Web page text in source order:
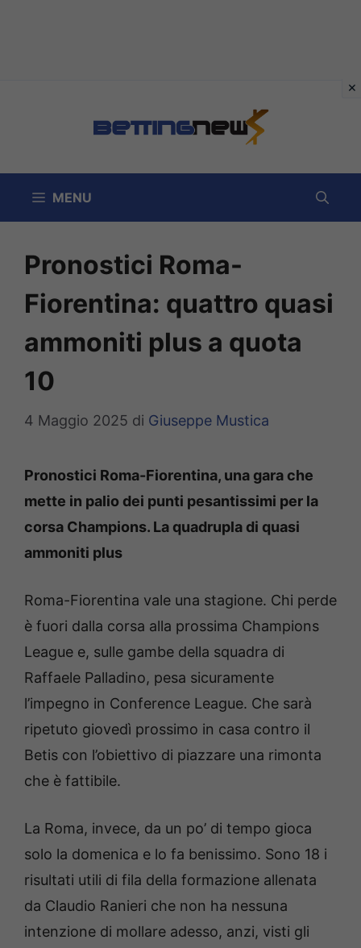
MENU
Pronostici Roma-
Fiorentina: quattro quasi
ammoniti plus a quota
10
4 Maggio 2025 di Giuseppe Mustica
Pronostici Roma-Fiorentina, una gara che
mette in palio dei punti pesantissimi per la
corsa Champions. La quadrupla di quasi
ammoniti plus
Roma-Fiorentina vale una stagione. Chi perde
è fuori dalla corsa alla prossima Champions
League e, sulle gambe della squadra di
Raffaele Palladino, pesa sicuramente
l’impegno in Conference League. Che sarà
ripetuto giovedì prossimo in casa contro il
Betis con l’obiettivo di piazzare una rimonta
che è fattibile.
La Roma, invece, da un po’ di tempo gioca
solo la domenica e lo fa benissimo. Sono 18 i
risultati utili di fila della formazione allenata
da Claudio Ranieri che non ha nessuna
intenzione di mollare adesso, anzi, visti gli